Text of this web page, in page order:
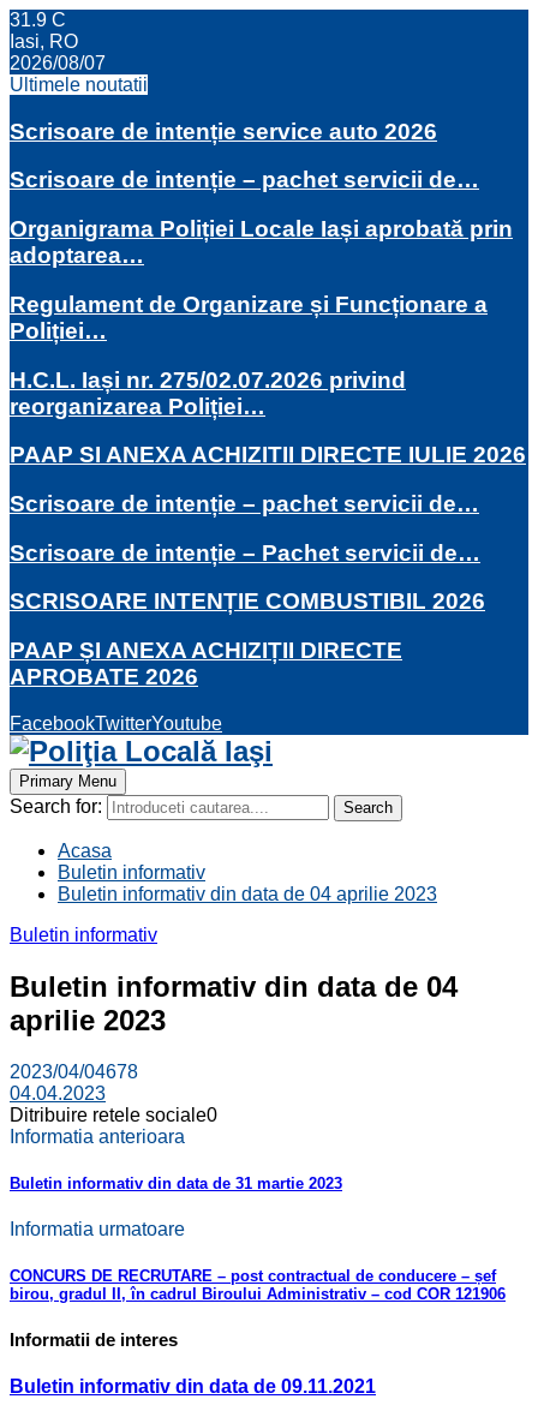
31.9 C
Iasi, RO
2026/08/07
Ultimele noutatii
Scrisoare de intenție service auto 2026
Scrisoare de intenție – pachet servicii de…
Organigrama Poliției Locale Iași aprobată prin
adoptarea…
Regulament de Organizare și Funcționare a
Poliției…
H.C.L. Iași nr. 275/02.07.2026 privind
reorganizarea Poliției…
PAAP SI ANEXA ACHIZITII DIRECTE IULIE 2026
Scrisoare de intenție – pachet servicii de…
Scrisoare de intenție – Pachet servicii de…
SCRISOARE INTENȚIE COMBUSTIBIL 2026
PAAP ȘI ANEXA ACHIZIȚII DIRECTE
APROBATE 2026
FacebookTwitterYoutube
Primary Menu
Search for: Search
Acasa
Buletin informativ
Buletin informativ din data de 04 aprilie 2023
Buletin informativ
Buletin informativ din data de 04
aprilie 2023
2023/04/04678
04.04.2023
Ditribuire retele sociale0
Informatia anterioara
Buletin informativ din data de 31 martie 2023
Informatia urmatoare
CONCURS DE RECRUTARE – post contractual de conducere – șef
birou, gradul II, în cadrul Biroului Administrativ – cod COR 121906
Informatii de interes
Buletin informativ din data de 09.11.2021